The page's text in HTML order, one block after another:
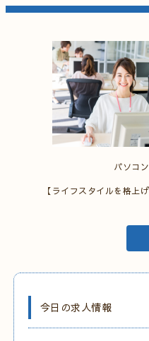
パソコ
【ライフスタイルを格上
今日の求人情報